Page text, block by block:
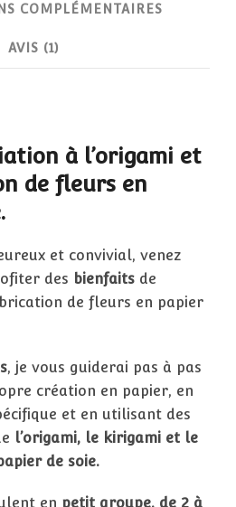
COMPLÉMENTAIRES
AVIS (1)
à l’origami et
de fleurs en
et convivial, venez
des bienfaits de
de fleurs en papier
, je vous guiderai pas à pas
création en papier, en
et en utilisant des
l’origami, le kirigami et le
de soie.
en petit groupe, de 2 à